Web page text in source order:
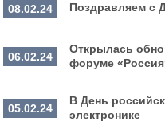
08.02.24 Поздравляем с
06.02.24
Открылась
форуме
05.02.24
В День
электронике